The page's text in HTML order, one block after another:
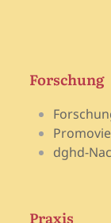
Forschung
dghd-
Praxis